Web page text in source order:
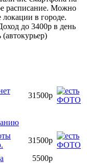
расписание. Можно
в городе.
до 3400р в день
31500р
31500р
5500р